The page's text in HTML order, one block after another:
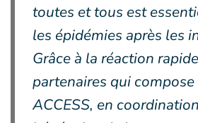
toutes et tous est
les épidémies après les
Grâce à la réaction
partenaires qui
ACCESS, en